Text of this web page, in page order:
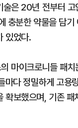
술은 20년 전부터
충분한 약물을 담
있었다.
마이크로니들 패
마다 정밀하게 고용
확보했으며, 기존